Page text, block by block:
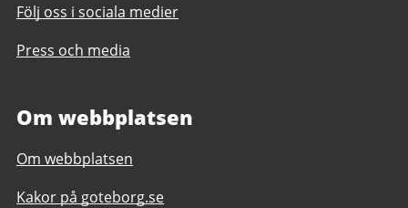
Följ oss i sociala medier
Press och media
Om webbplatsen
Om webbplatsen
Kakor på goteborg.se